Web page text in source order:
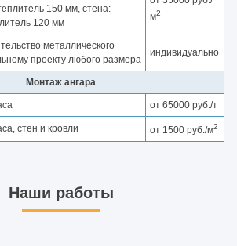
150 мм, стена:
120 мм
м2
металлического
проекту любого размера
индивидуально
Монтаж ангара
от 65000 руб./т
стен и кровли от 1500 руб./м2
Наши работы